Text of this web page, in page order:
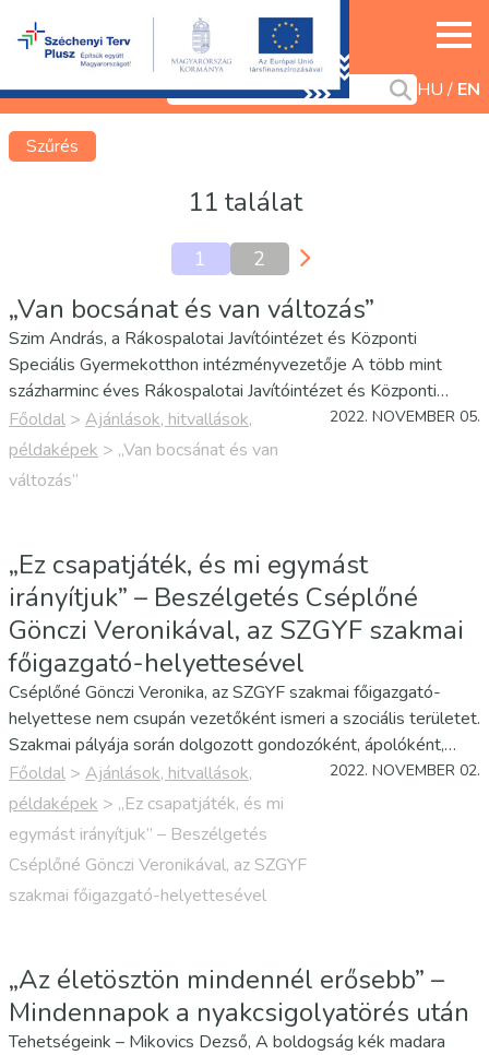
HU EN
Szűrés
11 találat
1 2
„Van bocsánat és van változás”
Szim András, a Rákospalotai Javítóintézet és Központi
Speciális Gyermekotthon intézményvezetője A több mint
százharminc éves Rákospalotai Javítóintézet és Központi
Speciális Gyermekotthon intézményvezetője vagyok 2011
nyarától. Negyvenéves szakmai pályafutásom során
mindvégig olyan…
Főoldal > Ajánlások, hitvallások,
példaképek > „Van bocsánat és van
változás”
2022. NOVEMBER 05.
„Ez csapatjáték, és mi egymást
irányítjuk” – Beszélgetés Cséplőné
Gönczi Veronikával, az SZGYF szakmai
főigazgató-helyettesével
Cséplőné Gönczi Veronika, az SZGYF szakmai főigazgató-
helyettese nem csupán vezetőként ismeri a szociális területet.
Szakmai pályája során dolgozott gondozóként, ápolóként,
mentálhigiénés munkatársként, telephelyvezetőként,
intézményvezetőként. A szociális munka napja alkalmából
vele beszélgettünk…
Főoldal > Ajánlások, hitvallások,
példaképek > „Ez csapatjáték, és mi
egymást irányítjuk” – Beszélgetés
Cséplőné Gönczi Veronikával, az SZGYF
szakmai főigazgató-helyettesével
2022. NOVEMBER 02.
„Az életösztön mindennél erősebb” –
Mindennapok a nyakcsigolyatörés után
Tehetségeink – Mikovics Dezső, A boldogság kék madara